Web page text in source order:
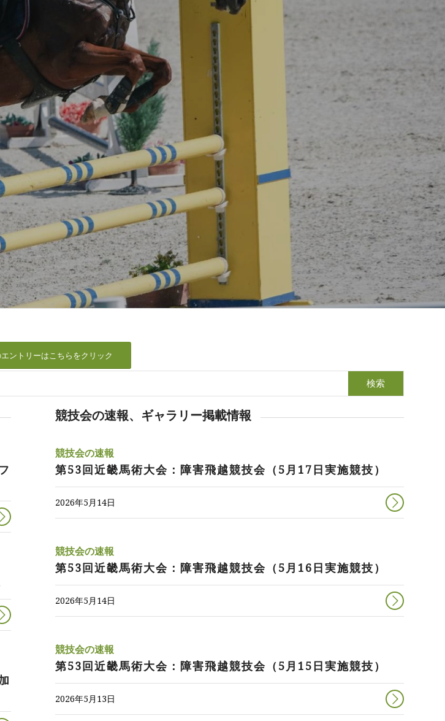
ントリーはこちらをクリック
競技会の速報、ギャラリー掲載情報
競技会の速報
第53回近畿馬術大会：障害飛越競技会（5月17日実施競技）
2026年5月14日
競技会の速報
第53回近畿馬術大会：障害飛越競技会（5月16日実施競技）
2026年5月14日
競技会の速報
第53回近畿馬術大会：障害飛越競技会（5月15日実施競技）
2026年5月13日